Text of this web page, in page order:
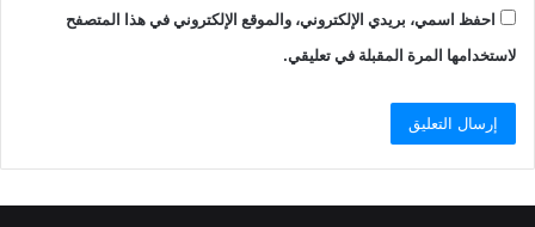
احفظ اسمي، بريدي الإلكتروني، والموقع الإلكتروني في هذا المتصفح
لاستخدامها المرة المقبلة في تعليقي.